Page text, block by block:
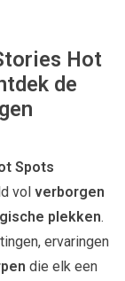
Hot
de
Spots
vol verborgen
plekken.
ervaringen
die elk een